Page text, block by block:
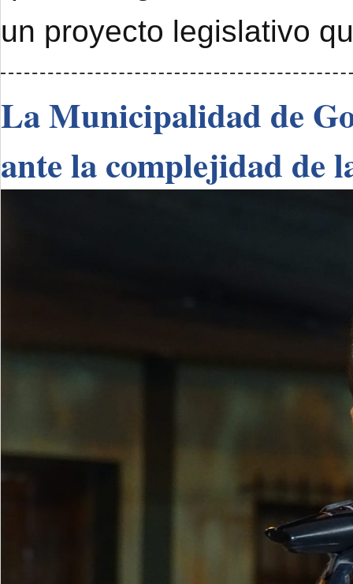
un proyecto legislativo
La Municipalidad de
ante la complejidad de